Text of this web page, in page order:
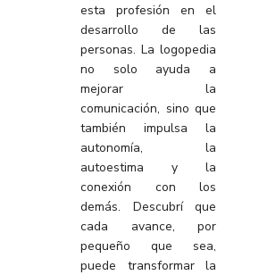
esta profesión en el
desarrollo de las
personas. La logopedia
no solo ayuda a
mejorar la
comunicación, sino que
también impulsa la
autonomía, la
autoestima y la
conexión con los
demás. Descubrí que
cada avance, por
pequeño que sea,
puede transformar la